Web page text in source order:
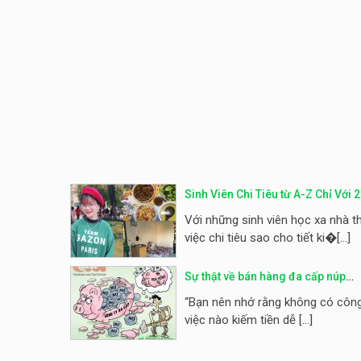
Sinh Viên Chi Tiêu từ A-Z Chỉ Với 2
Triệu /1 Tháng Hóa Ra Không Khó
Như Tưởng Tượng
Với những sinh viên học xa nhà
việc chi tiêu sao cho tiết ki�[...]
Sự thật về bán hàng đa cấp núp
bóng lừa đảo
“Bạn nên nhớ rằng không có
việc nào kiếm tiền dễ [...]